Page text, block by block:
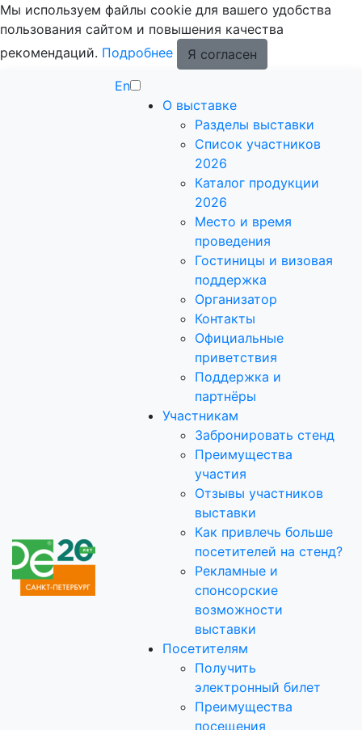
Мы используем файлы cookie для вашего удобства
пользования сайтом и повышения качества
рекомендаций. Подробнее
Я согласен
En
О выставке
Разделы выставки
Список участников
2026
Каталог продукции
2026
Место и время
проведения
Гостиницы и визовая
поддержка
Организатор
Контакты
Официальные
приветствия
Поддержка и
партнёры
Участникам
Забронировать стенд
Преимущества
участия
Отзывы участников
выставки
Как привлечь больше
посетителей на стенд?
Рекламные и
спонсорские
возможности
выставки
Посетителям
Получить
электронный билет
Преимущества
посещения